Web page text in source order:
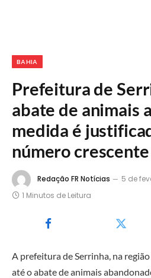
BAHIA
Prefeitura de
abate de animais
medida é
número
Redação FR Notícias
5 de
1 Minutos de Leitura
A prefeitura de Serrinha, na
até o abate de animais